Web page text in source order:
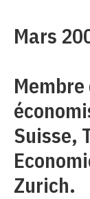
Mars
Suisse,
Zurich.